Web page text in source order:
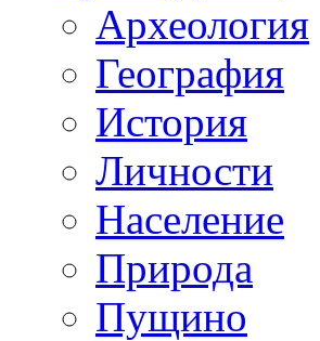
Археология
География
История
Личности
Население
Природа
Пущино